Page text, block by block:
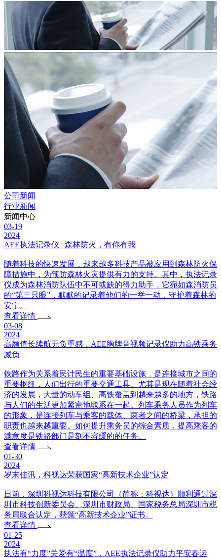
公司新闻
行业新闻
新闻中心
03-19
2024
AEE执法记录仪 | 森林防火，有你有我
随着科技的快速发展，越来越多科技产品被应用到森林防火保
障措施中，为预防森林火灾提供有力的支持。其中，执法记录
仪成为森林消防队伍中不可或缺的得力助手，它宛如森消防员
的“第三只眼”，默默的记录着他们的一举一动，守护着森林的
安宁。
查看详情
03-08
2024
高颜值长续航无负重感，AEE胸牌音视频记录仪助力高铁乘务
减负
铁路作为关系着民计民生的重要基础设施，是连接城市之间的
重要枢纽，人们出行的重要交通工具。尤其是现在随着社会经
济的发展，大量的动车组、高铁覆盖到越来越多的地方，铁路
与人们的生活更加紧密地联系在一起。列车乘务人员作为列车
的形象，是连接列车与乘客的载体、两者之间的桥梁，承担的
职责也越来越重要。如何提升乘务员的综合素质，提高乘客的
满意度是铁路部门是刻不容缓的的任务。
查看详情
01-30
2024
岁末佳讯，科视达荣获国家“高新技术企业”认定
日前，深圳科视达科技有限公司（简称：科视达）顺利通过深
圳市科技创新委员会、深圳市财政局、国家税务总局深圳市税
务局联合认定，获颁“高新技术企业”证书。
查看详情
01-25
2024
执法有“力度”关爱有“温度”，AEE执法记录仪助力平安春运